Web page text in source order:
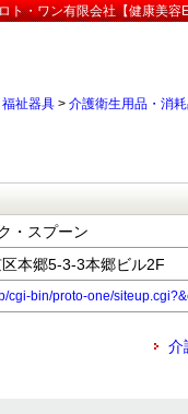
・ワン有限会社【健康美容
祉器具 > 介護衛生用品・消
・スプーン
本郷5-3-3本郷ビル2F
cgi-bin/proto-one/
介